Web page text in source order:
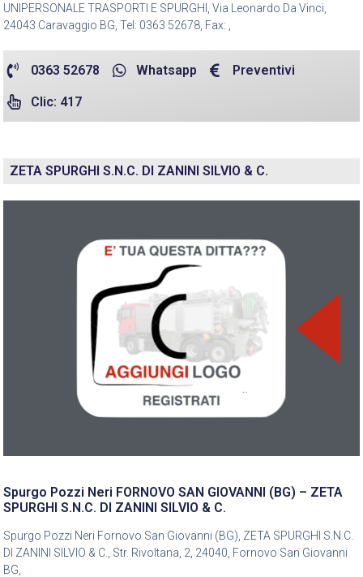
UNIPERSONALE TRASPORTI E SPURGHI, Via Leonardo Da Vinci,
24043 Caravaggio BG, Tel: 0363 52678, Fax: ,
0363 52678 Whatsapp Preventivi
Clic: 417
ZETA SPURGHI S.N.C. DI ZANINI SILVIO & C.
Spurgo Pozzi Neri FORNOVO SAN GIOVANNI (BG) – ZETA
SPURGHI S.N.C. DI ZANINI SILVIO & C.
Spurgo Pozzi Neri Fornovo San Giovanni (BG), ZETA SPURGHI S.N.C.
DI ZANINI SILVIO & C., Str. Rivoltana, 2, 24040, Fornovo San Giovanni
BG,